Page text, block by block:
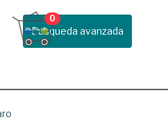
Busqueda avanzada
0